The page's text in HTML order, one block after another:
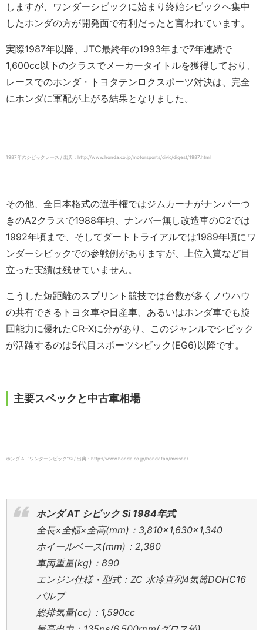
しますが、ワンダーシビックに始まり終始シビックへ集中
したホンダの方が開発面で有利だったと言われています。
実際1987年以降、JTC最終年の1993年まで7年連続で
1,600cc以下のクラスでメーカータイトルを獲得しており、
レースでのホンダ・トヨタテンロクスポーツ対決は、完全
にホンダに軍配が上がる結果となりました。
1987年のシビックレース / 出典：http://www.honda.co.jp/motorsports/civic/digest/1987.html
その他、全日本格式の選手権ではジムカーナがナンバーつ
きのA2クラスで1988年頃、ナンバー無し改造車のC2では
1992年頃まで、そしてダートトライアルでは1989年頃にワ
ンダーシビックでの参戦例がありますが、上位入賞など目
立った実績は残せていません。
こうした短距離のスプリント競技では台数が多くノウハウ
の共有できるトヨタ車や日産車、あるいはホンダ車でも旋
回能力に優れたCR-Xに分があり、このジャンルでシビック
が活躍するのは5代目スポーツシビック(EG6)以降です。
主要スペックと中古車相場
ホンダ AT “ワンダーシビック”Si / 出典：http://www.honda.co.jp/hondafan/meisha/
ホンダ AT シビック Si 1984年式
全長×全幅×全高(mm)：3,810×1,630×1,340
ホイールベース(mm)：2,380
車両重量(kg)：890
エンジン仕様・型式：ZC 水冷直列4気筒DOHC16
バルブ
総排気量(cc)：1,590cc